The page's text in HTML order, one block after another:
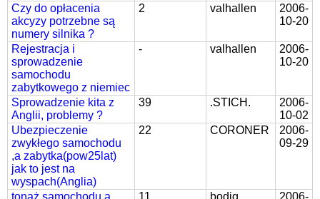
Czy do opłacenia
akcyzy potrzebne są
numery silnika ?
2 valhallen
2006-
10-20
Rejestracja i
sprowadzenie
samochodu
zabytkowego z niemiec
- valhallen
2006-
10-20
Sprowadzenie kita z
Anglii, problemy ?
39 .STICH.
2006-
10-02
Ubezpieczenie
zwykłego samochodu
,a zabytka(pow25lat)
jak to jest na
wyspach(Anglia)
22 CORONER
2006-
09-29
tonaż samochodu a
11 bodiq
2006-